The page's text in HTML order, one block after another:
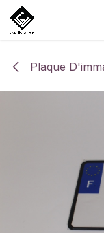
Overslaan naar
Plaque